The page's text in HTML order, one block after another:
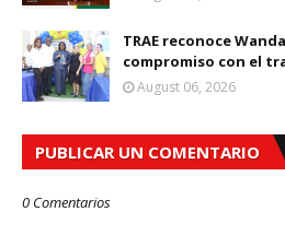
TRAE reconoce
compromiso con el
August 06, 2026
PUBLICAR UN COMENTARIO
0 Comentarios